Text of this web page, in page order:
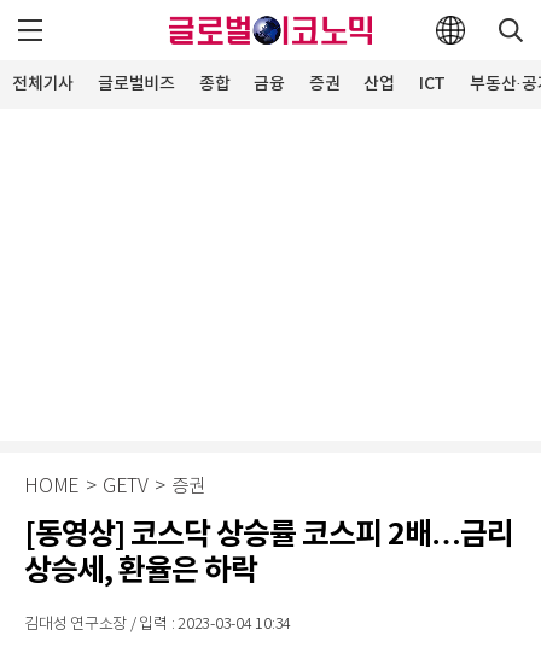
전체기사 글로벌비즈 종합 금융 증권 산업 ICT 부동산·
HOME > GETV > 증권
[동영상] 코스닥 상승률 코스피 2배…금리
상승세, 환율은 하락
김대성 연구소장 / 입력 : 2023-03-04 10:34